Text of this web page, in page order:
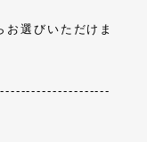
選びいただけま